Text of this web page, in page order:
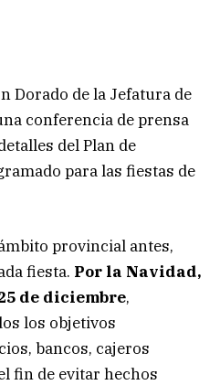
Dorado de la Jefatura de
conferencia de prensa
del Plan de
para las fiestas de
provincial antes,
fiesta. Por la Navidad,
de diciembre,
los objetivos
bancos, cajeros
fin de evitar hechos